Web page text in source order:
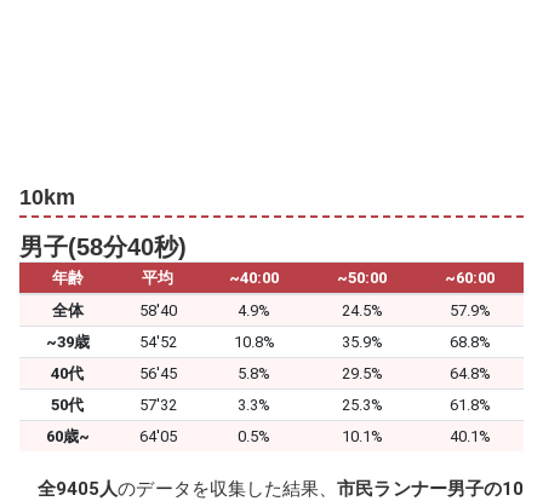
10km
男子(58分40秒)
年齢 平均 ~40:00 ~50:00
~60:00
全体
58'40 4.9% 24.5%
57.9%
~39歳
54'52 10.8% 35.9%
68.8%
40代
56'45 5.8% 29.5%
64.8%
50代
57'32 3.3% 25.3%
61.8%
60歳~
64'05 0.5% 10.1% 40.1%
全9405人のデータを収集した結果、市民ランナー男子の10